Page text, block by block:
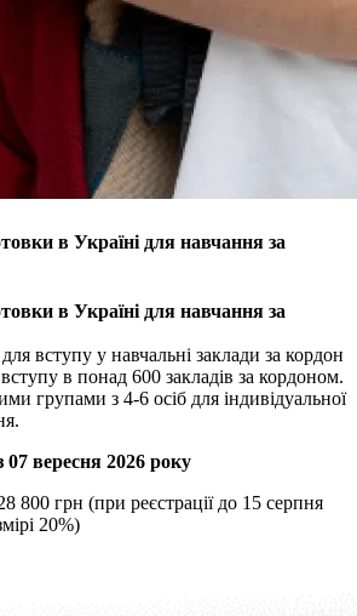
в Україні для навчання за
в Україні для навчання за
вступу у навчальні заклади за кордон
в понад 600 закладів за кордоном.
групами з 4-6 осіб для індивідуальної
07 вересня 2026 року
800 грн (при реєстрації до 15 серпня
20%)